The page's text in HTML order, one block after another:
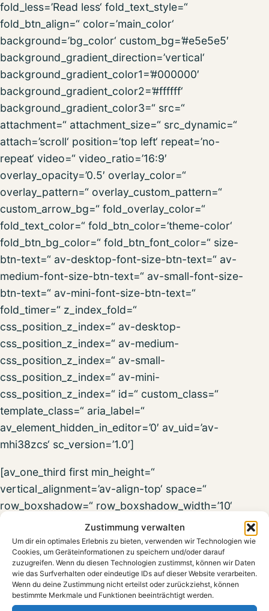
Zustimmung verwalten
Um dir ein optimales Erlebnis zu bieten, verwenden wir Technologien wie
Cookies, um Geräteinformationen zu speichern und/oder darauf
zuzugreifen. Wenn du diesen Technologien zustimmst, können wir Daten
wie das Surfverhalten oder eindeutige IDs auf dieser Website verarbeiten.
Wenn du deine Zustimmung nicht erteilst oder zurückziehst, können
bestimmte Merkmale und Funktionen beeinträchtigt werden.
fold_less=’Read less‘ fold_text_style=“
fold_btn_align=“ color=’main_color‘
background=’bg_color‘ custom_bg=’#e5e5e5′
background_gradient_direction=’vertical‘
background_gradient_color1=’#000000′
background_gradient_color2=’#ffffff‘
background_gradient_color3=“ src=“
attachment=“ attachment_size=“ src_dynamic=“
attach=’scroll‘ position=’top left‘ repeat=’no-
repeat‘ video=“ video_ratio=’16:9′
overlay_opacity=’0.5′ overlay_color=“
overlay_pattern=“ overlay_custom_pattern=“
custom_arrow_bg=“ fold_overlay_color=“
fold_text_color=“ fold_btn_color=’theme-color‘
fold_btn_bg_color=“ fold_btn_font_color=“ size-
btn-text=“ av-desktop-font-size-btn-text=“ av-
medium-font-size-btn-text=“ av-small-font-size-
btn-text=“ av-mini-font-size-btn-text=“
fold_timer=“ z_index_fold=“
css_position_z_index=“ av-desktop-
css_position_z_index=“ av-medium-
css_position_z_index=“ av-small-
css_position_z_index=“ av-mini-
css_position_z_index=“ id=“ custom_class=“
template_class=“ aria_label=“
av_element_hidden_in_editor=’0′ av_uid=’av-
mhi38zcs‘ sc_version=’1.0′]
[av_one_third first min_height=“
vertical_alignment=’av-align-top‘ space=“
row_boxshadow=“ row_boxshadow_width=’10‘
row_boxshadow_color=“ custom_margin=“
margin=’0px‘ av-desktop-margin=“ av-medium-
margin=“ av-small-margin=“ av-mini-margin=“
mobile_breaking=“ mobile_column_order=“
border=“ border_style=’solid‘ border_color=“
radius=“ min_col_height=“ padding=“ av-desktop-